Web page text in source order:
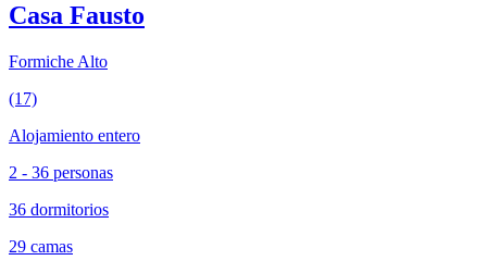
Casa Fausto
Formiche Alto
(17)
Alojamiento entero
2 - 36 personas
36 dormitorios
29 camas